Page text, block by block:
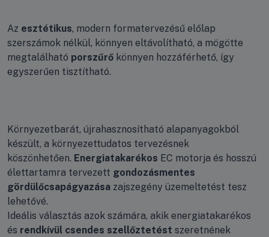
Az esztétikus, modern formatervezésű előlap
szerszámok nélkül, könnyen eltávolítható, a mögötte
megtalálható porszűrő könnyen hozzáférhető, így
egyszerűen tisztítható.
Környezetbarát, újrahasznosítható alapanyagokból
készült, a környezettudatos tervezésnek
köszönhetően. Energiatakarékos EC motorja és hosszú
élettartamra tervezett gondozásmentes
gördülőcsapágyazása zajszegény üzemeltetést tesz
lehetővé.
Ideális választás azok számára, akik energiatakarékos
és rendkívül csendes szellőztetést szeretnének